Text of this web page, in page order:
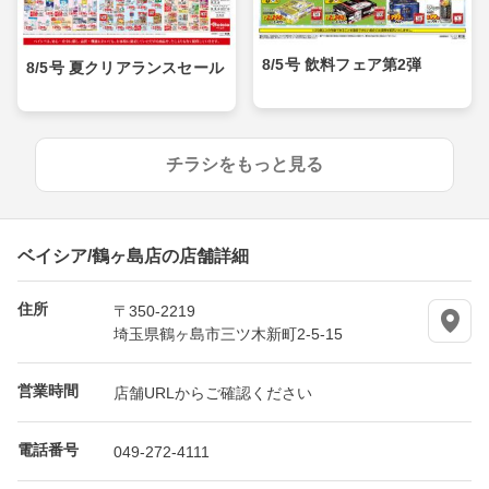
8/5号 夏クリアランスセール 8/5号 飲料フェア第2弾
チラシをもっと見る
ベイシア/鶴ヶ島店の店舗詳細
住所
〒350-2219
埼玉県鶴ヶ島市三ツ木新町2-5-15
営業時間 店舗URLからご確認ください
電話番号 049-272-4111